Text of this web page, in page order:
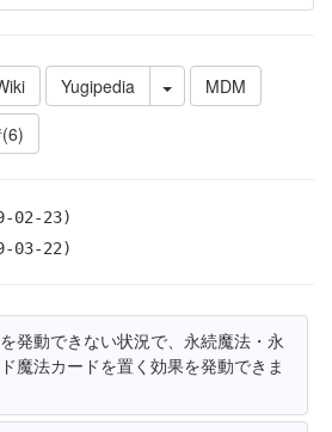
Yugipedia
MDM
02-23)
03-22)
発動できない状況で、永続魔法・永
魔法カードを置く効果を発動できま